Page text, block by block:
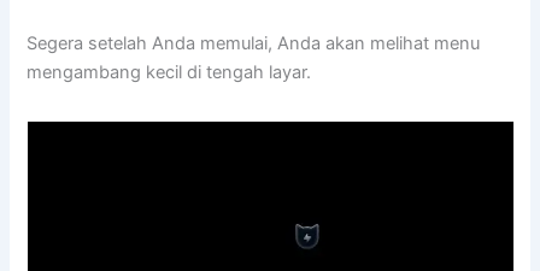
Segera setelah Anda memulai, Anda akan melihat menu
mengambang kecil di tengah layar.